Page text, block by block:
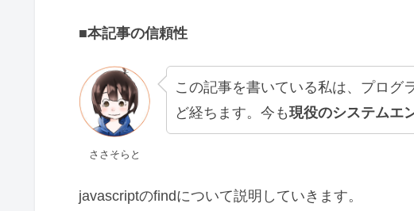
■本記事の信頼性
ささそらと
この記事を書いている私は、プログ
ど経ちます。今も現役のシステムエ
javascriptのfindについて説明していきます。